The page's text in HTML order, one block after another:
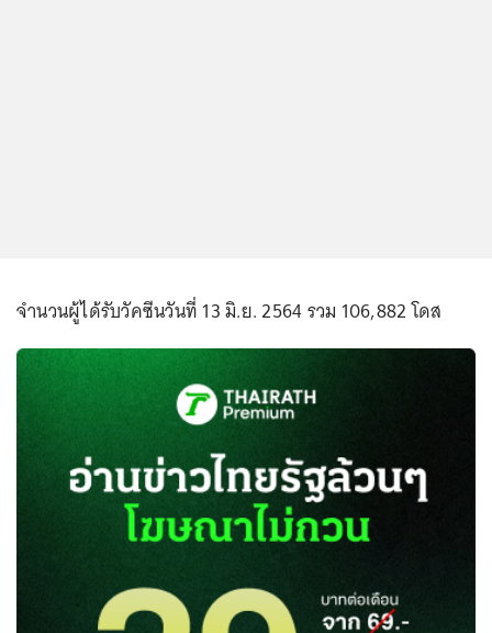
จำนวนผู้ได้รับวัคซีนวันที่ 13 มิ.ย. 2564 รวม 106,882 โดส